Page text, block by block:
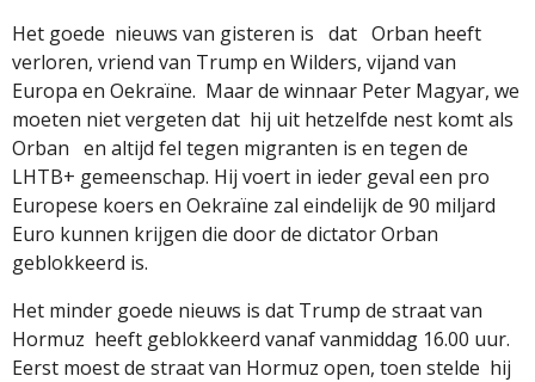
Het goede nieuws van gisteren is dat Orban heeft
verloren, vriend van Trump en Wilders, vijand van
Europa en Oekraïne. Maar de winnaar Peter Magyar, we
moeten niet vergeten dat hij uit hetzelfde nest komt als
Orban en altijd fel tegen migranten is en tegen de
LHTB+ gemeenschap. Hij voert in ieder geval een pro
Europese koers en Oekraïne zal eindelijk de 90 miljard
Euro kunnen krijgen die door de dictator Orban
geblokkeerd is.
Het minder goede nieuws is dat Trump de straat van
Hormuz heeft geblokkeerd vanaf vanmiddag 16.00 uur.
Eerst moest de straat van Hormuz open, toen stelde hij